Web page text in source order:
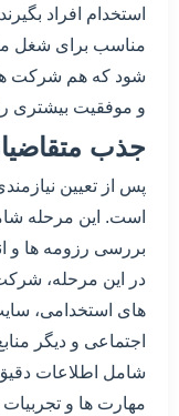
استخدام افراد
مناسب برای شغل
شود که هم شرکت ها
و موفقیت بیشتری
جذب
پس از تعیین
است. این مرحله
بررسی رزومه ها و
در این مرحله،
های استخدامی،
اجتماعی و دیگر
شامل اطلاعات
مهارت ها و تجربیات